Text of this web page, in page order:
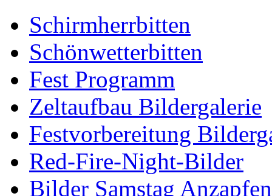
Schirmherrbitten
Schönwetterbitten
Fest Programm
Zeltaufbau Bildergalerie
Festvorbereitung
Red-Fire-Night-Bilder
Bilder Samstag